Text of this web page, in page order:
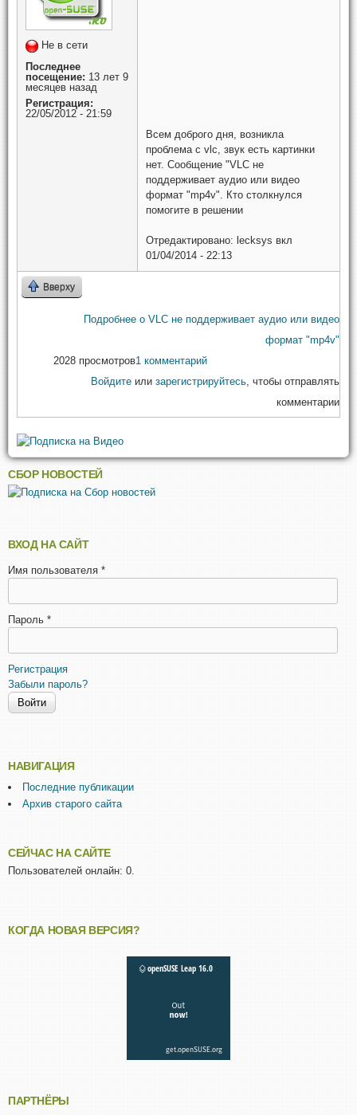
Не в сети
Последнее
посещение: 13 лет 9
месяцев назад
Регистрация:
22/05/2012 - 21:59
Всем доброго дня, возникла
проблема с vlc, звук есть картинки
нет. Сообщение "VLC не
поддерживает аудио или видео
формат "mp4v". Кто столкнулся
помогите в решении
Отредактировано: lecksys вкл
01/04/2014 - 22:13
Вверху
Подробнее о VLC не поддерживает аудио или видео
формат "mp4v"
2028 просмотров1 комментарий
Войдите или зарегистрируйтесь, чтобы отправлять
комментарии
СБОР НОВОСТЕЙ
ВХОД НА САЙТ
Имя пользователя *
Пароль *
Регистрация
Забыли пароль?
НАВИГАЦИЯ
Последние публикации
Архив старого сайта
СЕЙЧАС НА САЙТЕ
Пользователей онлайн: 0.
КОГДА НОВАЯ ВЕРСИЯ?
ПАРТНЁРЫ